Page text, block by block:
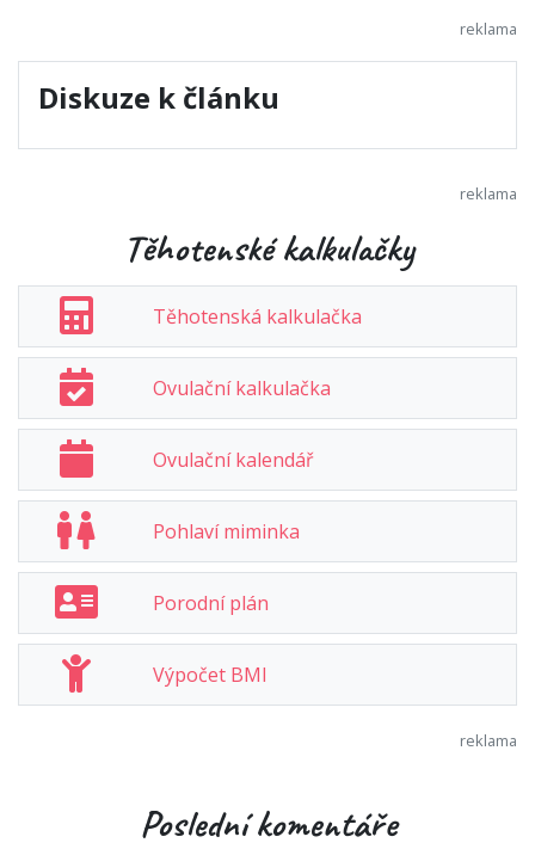
Diskuze k článku
Těhotenské kalkulačky
Těhotenská kalkulačka
Ovulační kalkulačka
Ovulační kalendář
Pohlaví miminka
Porodní plán
Výpočet BMI
Poslední komentáře